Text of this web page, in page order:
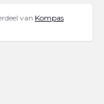
van Kompas